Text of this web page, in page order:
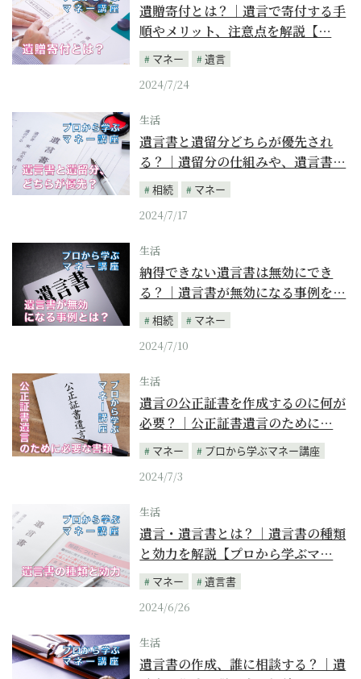
遺贈寄付とは？｜遺言で寄付する手
順やメリット、注意点を解説【…
マネー
遺言
2024/7/24
生活
遺言書と遺留分どちらが優先され
る？｜遺留分の仕組みや、遺言書…
相続
マネー
2024/7/17
生活
納得できない遺言書は無効にでき
る？｜遺言書が無効になる事例を…
相続
マネー
2024/7/10
生活
遺言の公正証書を作成するのに何が
必要？｜公正証書遺言のために…
マネー
プロから学ぶマネー講座
2024/7/3
生活
遺言・遺言書とは？｜遺言書の種類
と効力を解説【プロから学ぶマ…
マネー
遺言書
2024/6/26
生活
遺言書の作成、誰に相談する？｜遺